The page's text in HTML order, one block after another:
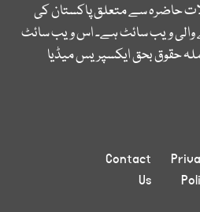
حاضرہ سے متعلق پاکستان کی
ویب سائٹ ہے۔ اس ویب سائٹ
حقوق بحق ایکسپریس میڈیا
Contact
Us